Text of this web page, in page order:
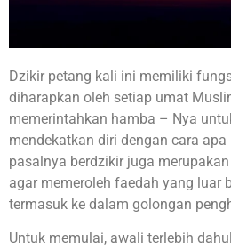
Dzikir petang kali ini memiliki
diharapkan oleh setiap umat
memerintahkan hamba – Nya
mendekatkan diri dengan cara
pasalnya berdzikir juga
agar memeroleh faedah yang luar
termasuk ke dalam golongan
Untuk memulai, awali terlebih